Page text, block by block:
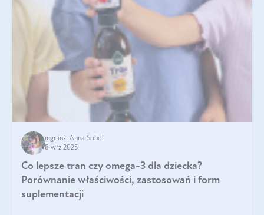
mgr inż. Anna Sobol
8 wrz 2025
Co lepsze tran czy omega-3 dla dziecka?
Porównanie właściwości, zastosowań i form
suplementacji